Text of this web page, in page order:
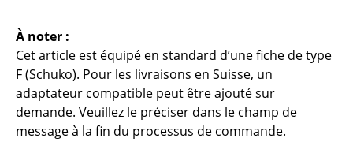
Étagères & Armoires
Bibliothèques
Étagères murales
Buffets & Commodes
À noter :
Cet article est équipé en standard d’une fiche de type
F (Schuko). Pour les livraisons en Suisse, un
adaptateur compatible peut être ajouté sur
demande. Veuillez le préciser dans le champ de
message à la fin du processus de commande.